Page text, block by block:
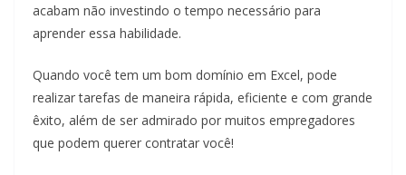
acabam não investindo o tempo necessário para
aprender essa habilidade.
Quando você tem um bom domínio em Excel, pode
realizar tarefas de maneira rápida, eficiente e com grande
êxito, além de ser admirado por muitos empregadores
que podem querer contratar você!